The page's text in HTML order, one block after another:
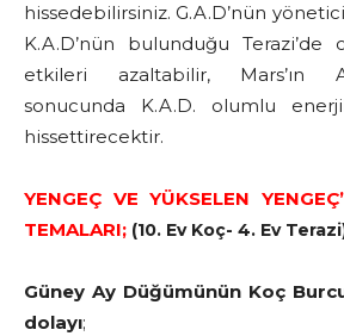
hissedebilirsiniz. G.A.D’nün
K.A.D’nün bulunduğu Terazi’de
etkileri azaltabilir, Mars’ın
sonucunda K.A.D. olumlu
hissettirecektir.
YENGEÇ VE YÜKSELEN
TEMALARI; (10. Ev Koç- 4. Ev
Güney Ay Düğümünün Koç
dolayı;